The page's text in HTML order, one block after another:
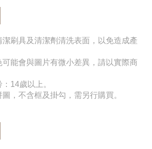
潔刷具及清潔劑清洗表面，以免造成產
可能會與圖片有微小差異，請以實際商
14歲以上。
，不含框及掛勾，需另行購買。